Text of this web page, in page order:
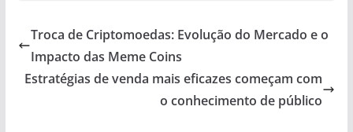
Troca de Criptomoedas: Evolução do Mercado e o
Impacto das Meme Coins
Estratégias de venda mais eficazes começam com
o conhecimento de público